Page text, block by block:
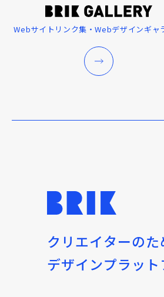
Webサイトリンク集・Webデザインギャ
クリエイターのた
デザインプラッ